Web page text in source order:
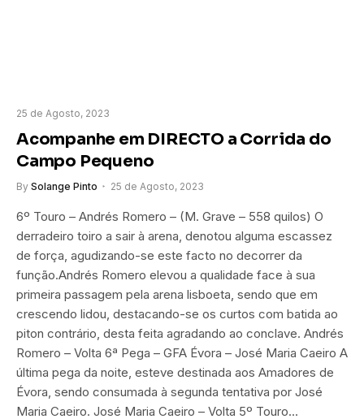
25 de Agosto, 2023
Acompanhe em DIRECTO a Corrida do
Campo Pequeno
By Solange Pinto 25 de Agosto, 2023
6º Touro – Andrés Romero – (M. Grave – 558 quilos) O
derradeiro toiro a sair à arena, denotou alguma escassez
de força, agudizando-se este facto no decorrer da
função.Andrés Romero elevou a qualidade face à sua
primeira passagem pela arena lisboeta, sendo que em
crescendo lidou, destacando-se os curtos com batida ao
piton contrário, desta feita agradando ao conclave. Andrés
Romero – Volta 6ª Pega – GFA Évora – José Maria Caeiro A
última pega da noite, esteve destinada aos Amadores de
Évora, sendo consumada à segunda tentativa por José
Maria Caeiro. José Maria Caeiro – Volta 5º Touro…